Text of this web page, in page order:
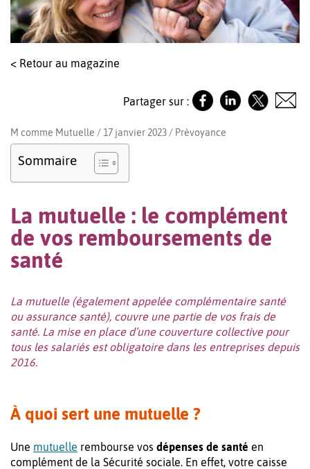
< Retour au magazine
Partager sur :
M comme Mutuelle / 17 janvier 2023 / Prévoyance
Sommaire
La mutuelle : le complément
de vos remboursements de
santé
La mutuelle (également appelée complémentaire santé
ou assurance santé), couvre une partie de vos frais de
santé. La mise en place d’une couverture collective pour
tous les salariés est obligatoire dans les entreprises depuis
2016.
À quoi sert une mutuelle ?
Une mutuelle rembourse vos dépenses de santé en
complément de la Sécurité sociale. En effet, votre caisse